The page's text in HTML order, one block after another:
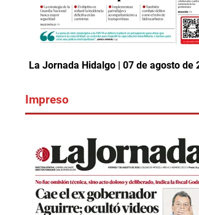
La Jornada Hidalgo | 07 de agosto de
Impreso